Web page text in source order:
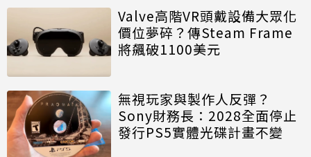
Valve高階VR頭戴設備大眾化
價位夢碎？傳Steam Frame
將飆破1100美元
無視玩家與製作人反彈？
Sony財務長：2028全面停止
發行PS5實體光碟計畫不變